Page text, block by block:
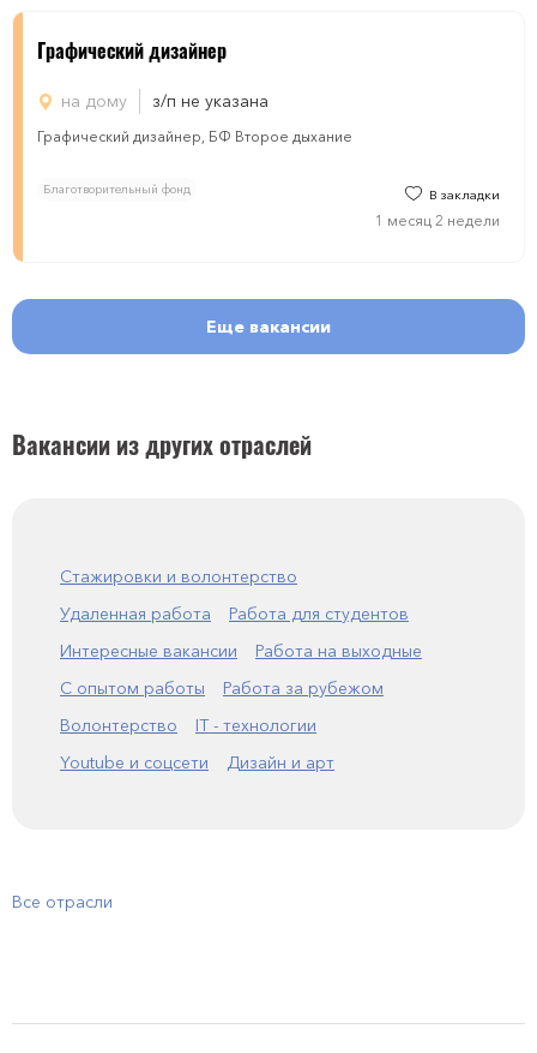
Графический дизайнер
на дому з/п не указана
Графический дизайнер, БФ Второе дыхание
Благотворительный фонд В закладки
1 месяц 2 недели
Еще вакансии
Вакансии из других отраслей
Стажировки и волонтерство
Удаленная работа
Работа для студентов
Интересные вакансии
Работа на выходные
С опытом работы
Работа за рубежом
Волонтерство
IT - технологии
Youtube и соцсети
Дизайн и арт
Все отрасли